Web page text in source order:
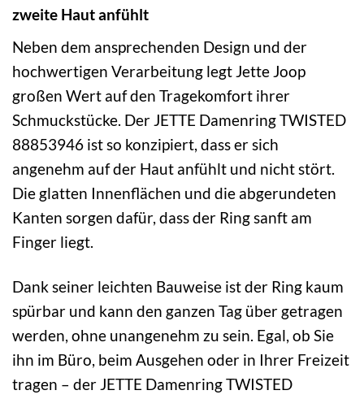
zweite Haut anfühlt
Neben dem ansprechenden Design und der
hochwertigen Verarbeitung legt Jette Joop
großen Wert auf den Tragekomfort ihrer
Schmuckstücke. Der JETTE Damenring TWISTED
88853946 ist so konzipiert, dass er sich
angenehm auf der Haut anfühlt und nicht stört.
Die glatten Innenflächen und die abgerundeten
Kanten sorgen dafür, dass der Ring sanft am
Finger liegt.
Dank seiner leichten Bauweise ist der Ring kaum
spürbar und kann den ganzen Tag über getragen
werden, ohne unangenehm zu sein. Egal, ob Sie
ihn im Büro, beim Ausgehen oder in Ihrer Freizeit
tragen – der JETTE Damenring TWISTED